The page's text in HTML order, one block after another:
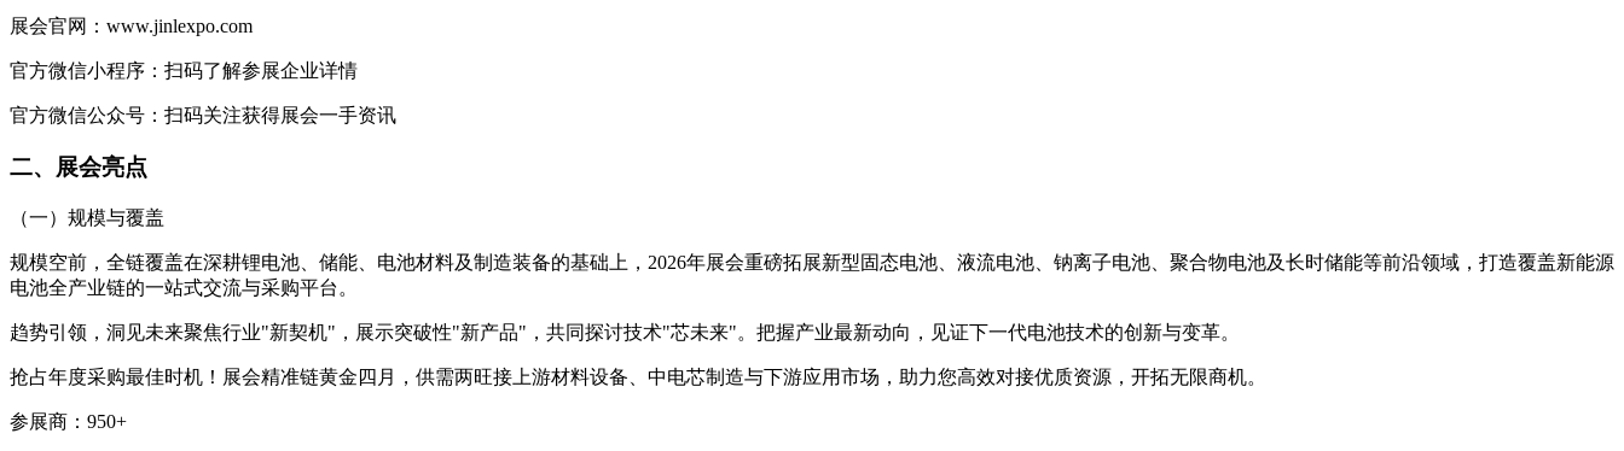
展会官网： www.jinlexpo.com
官方微信小程序：扫码了解参展企业详情
官方微信公众号：扫码关注获得展会一手资讯
二、展会亮点
（一）规模与覆盖
规模空前，全链覆盖在深耕锂电池、储能、电池材料及制造装备的基础上， 2026年展会重磅拓展新型固态电池、液流电池、钠离子电池、聚合物电池及长时储能等前沿领域，打造覆盖新能源
电池全产业链的一站式交流与采购平台。
趋势引领，洞见未来聚焦行业"新契机" ，展示突破性"新产品" ，共同探讨技术"芯未来"。把握产业最新动向，见证下一代电池技术的创新与变革。
抢占年度采购最佳时机 ！ 展会精准链黄金四月，供需两旺接上游材料设备、中电芯制造与下游应用市场，助力您高效对接优质资源，开拓无限商机。
参展商： 950+